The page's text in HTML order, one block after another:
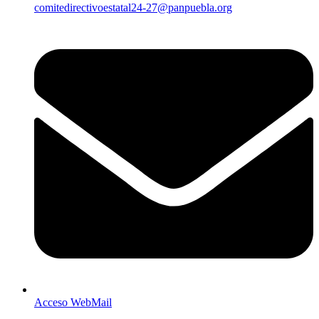
comitedirectivoestatal24-27@panpuebla.org
Acceso WebMail